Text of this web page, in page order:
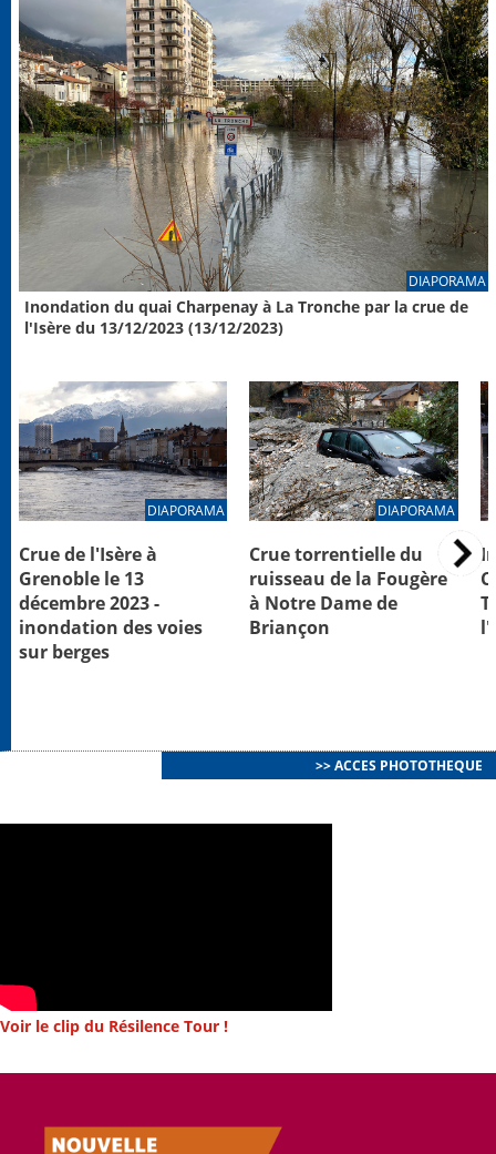
DIAPORAMA
Inondation du quai Charpenay à La Tronche par la crue de
l'Isère du 13/12/2023 (13/12/2023)
DIAPORAMA
Crue de l'Isère à
Grenoble le 13
décembre 2023 -
inondation des voies
sur berges
DIAPORAMA
Crue torrentielle du
ruisseau de la Fougère
à Notre Dame de
Briançon
>> ACCES PHOTOTHEQUE
Voir le clip du Résilence Tour !